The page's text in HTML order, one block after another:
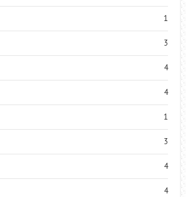
1
3
4
4
1
3
4
4